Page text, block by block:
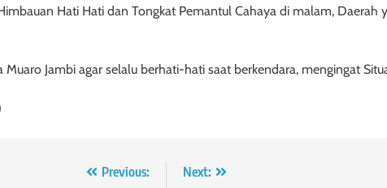
Hati Hati dan Tongkat Pemantul Cahaya di malam, Daerah
Muaro Jambi agar selalu berhati-hati saat berkendara, mengingat
Previous:
Next: